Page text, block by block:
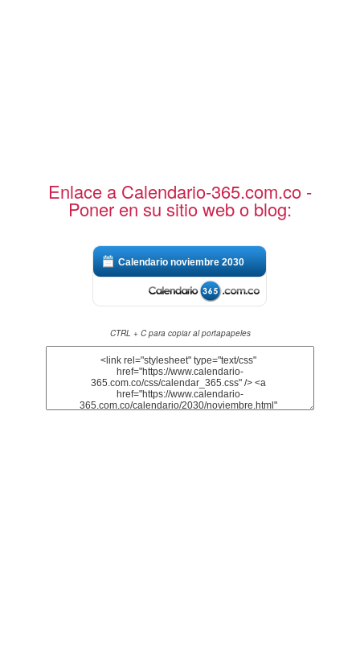
Enlace a Calendario-365.com.co -
Poner en su sitio web o blog:
Calendario noviembre 2030
CTRL + C para copiar al portapapeles